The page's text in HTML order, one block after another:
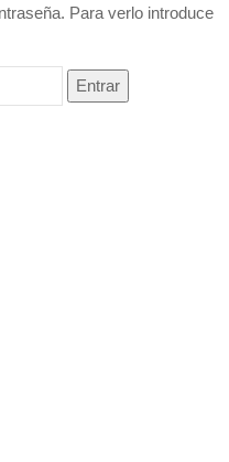
Para verlo introduce